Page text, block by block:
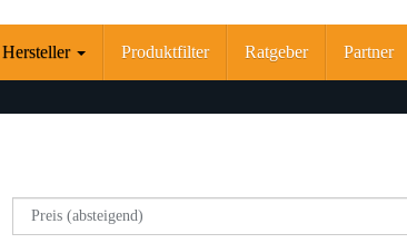
Hersteller Produktfilter Ratgeber Partner